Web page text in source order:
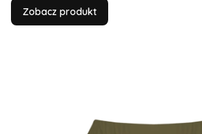
Zobacz produkt